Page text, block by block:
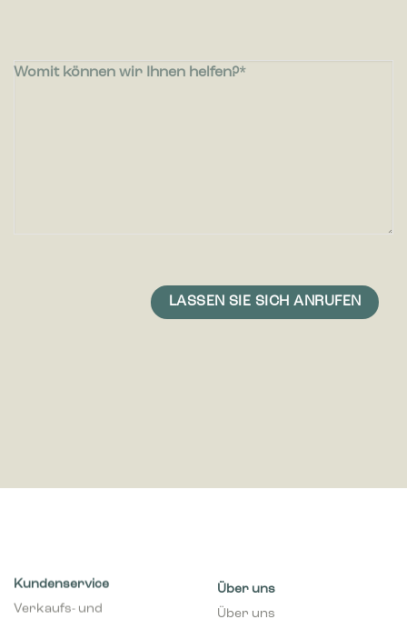
Womit können wir Ihnen helfen?
Kundenservice
Verkaufs- und
Über uns
Über uns